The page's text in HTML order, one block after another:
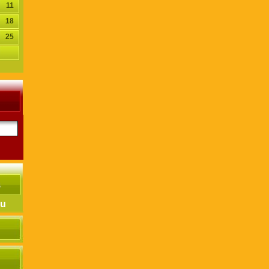
11
18
25